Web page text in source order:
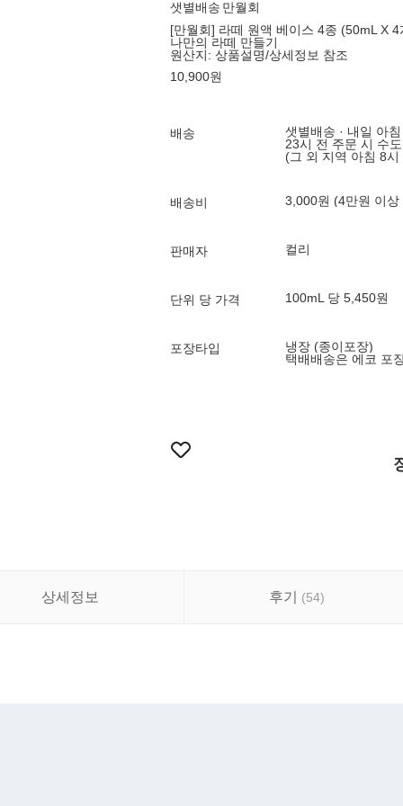
샛별배송 만월회
[만월회] 라떼 원액 베이스 4종 (50mL X
나만의 라떼 만들기
원산지: 상품설명/상세정보 참조
10,900원
배송
샛별배송 · 내일 아침
23시 전 주문 시 수
(그 외 지역 아침 8시
배송비 3,000원 (4만원 이상
판매자 컬리
단위 당 가격 100mL 당 5,450원
포장타입
냉장 (종이포장)
택배배송은 에코 포
상세정보 후기 (54)